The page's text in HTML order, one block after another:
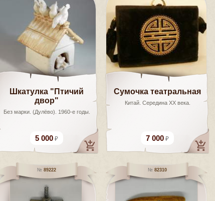
Шкатулка "Птичий
двор"
Без марки. (Дулёво). 1960-е годы.
5 000
Сумочка театральная
Китай. Середина ХХ века.
7 000
89222 82310